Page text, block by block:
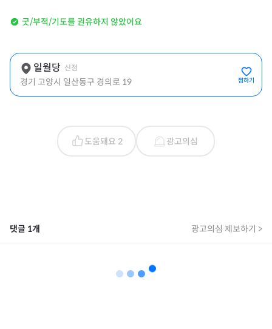
굿/부적/기도를 권유하지 않았어요
일월당 신점
경기 고양시 일산동구 경의로 19 찜하기
도움돼요 2 광고의심
댓글 1개 광고의심 제보하기 >